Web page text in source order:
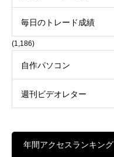
毎日のトレード成績
(1,186)
自作パソコン
週刊ビデオレター
年間アクセスランキング